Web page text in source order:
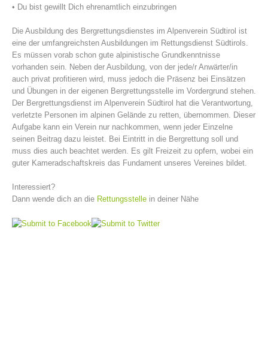
• Du bist gewillt Dich ehrenamtlich einzubringen
Die Ausbildung des Bergrettungsdienstes im Alpenverein Südtirol ist
eine der umfangreichsten Ausbildungen im Rettungsdienst Südtirols.
Es müssen vorab schon gute alpinistische Grundkenntnisse
vorhanden sein. Neben der Ausbildung, von der jede/r Anwärter/in
auch privat profitieren wird, muss jedoch die Präsenz bei Einsätzen
und Übungen in der eigenen Bergrettungsstelle im Vordergrund stehen.
Der Bergrettungsdienst im Alpenverein Südtirol hat die Verantwortung,
verletzte Personen im alpinen Gelände zu retten, übernommen. Dieser
Aufgabe kann ein Verein nur nachkommen, wenn jeder Einzelne
seinen Beitrag dazu leistet. Bei Eintritt in die Bergrettung soll und
muss dies auch beachtet werden. Es gilt Freizeit zu opfern, wobei ein
guter Kameradschaftskreis das Fundament unseres Vereines bildet.
Interessiert?
Dann wende dich an die Rettungsstelle in deiner Nähe